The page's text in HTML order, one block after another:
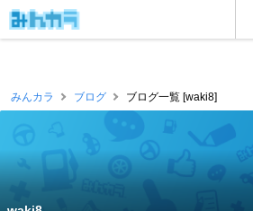
みんカラ ブログ ブログ一覧 [waki8]